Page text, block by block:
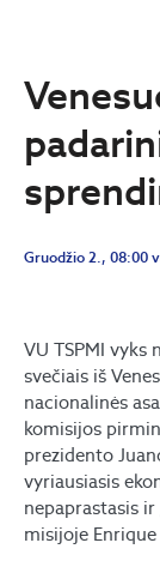
Gruodžio 2., 08:00
VU TSPMI vyks
svečiais iš
nacionalinės
komisijos
prezidento
vyriausiasis
nepaprastasis
misijoje